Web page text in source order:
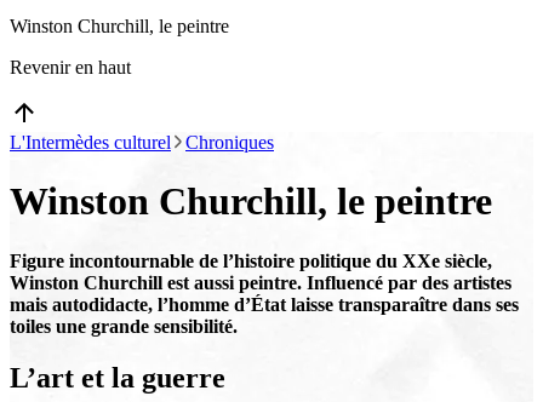
Winston Churchill, le peintre
Revenir en haut
L'Intermèdes culturel Chroniques
Winston Churchill, le peintre
Figure incontournable de l’histoire politique du XXe siècle,
Winston Churchill est aussi peintre. Influencé par des artistes
mais autodidacte, l’homme d’État laisse transparaître dans ses
toiles une grande sensibilité.
L’art et la guerre